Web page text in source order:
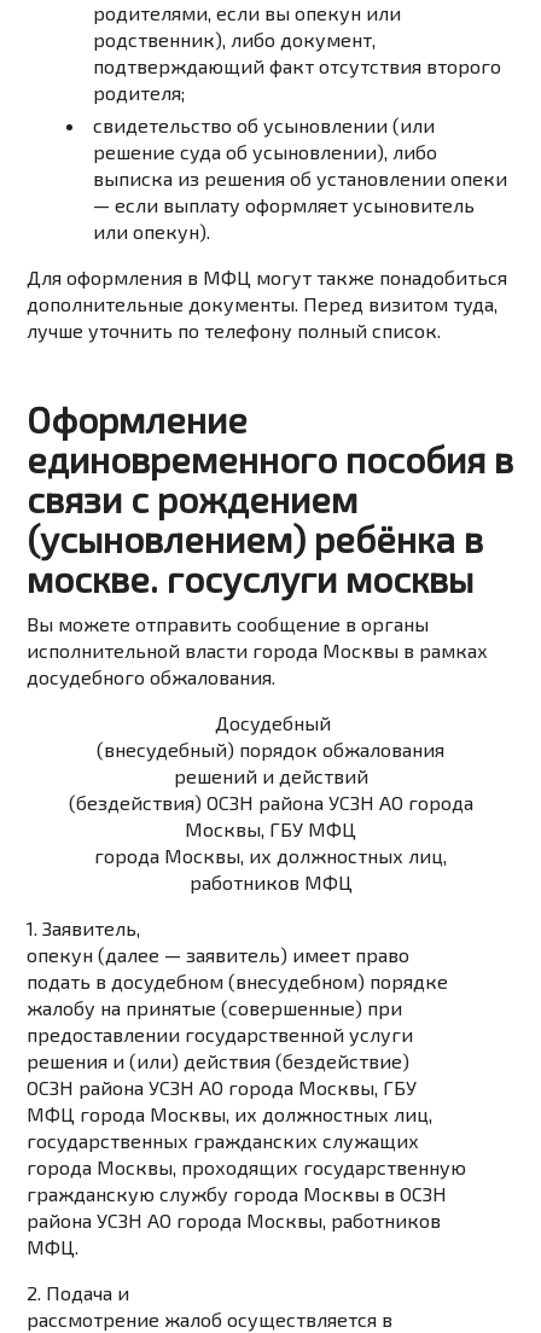
родителями,если выопекун или
родственник), либо документ,
подтверждающийфактотсутствия второго
родителя;
свидетельствообусыновлении(или
решениесудаобусыновлении), либо
выписка из решенияобустановленииопеки
—если выплатуоформляетусыновитель
илиопекун).
Для оформления в МФЦ могут также понадобиться
дополнительные документы. Перед визитом туда,
лучше уточнить по телефону полный список.
Оформление
единовременного пособия в
связи с рождением
(усыновлением) ребёнка в
москве. госуслуги москвы
Вы можетеотправить сообщение в органы
исполнительной власти города Москвы в рамках
досудебного обжалования.
Досудебный
(внесудебный) порядок обжалования
решений и действий
(бездействия) ОСЗН района УСЗН АО города
Москвы, ГБУ МФЦ
города Москвы, их должностных лиц,
работников МФЦ
1. Заявитель,
опекун (далее — заявитель) имеет право
подать в досудебном (внесудебном) порядке
жалобу на принятые (совершенные) при
предоставлении государственной услуги
решения и (или) действия (бездействие)
ОСЗН района УСЗН АО города Москвы, ГБУ
МФЦ города Москвы, их должностных лиц,
государственных гражданских служащих
города Москвы, проходящих государственную
гражданскую службу города Москвы в ОСЗН
района УСЗН АО города Москвы, работников
МФЦ.
2. Подача и
рассмотрение жалоб осуществляется в